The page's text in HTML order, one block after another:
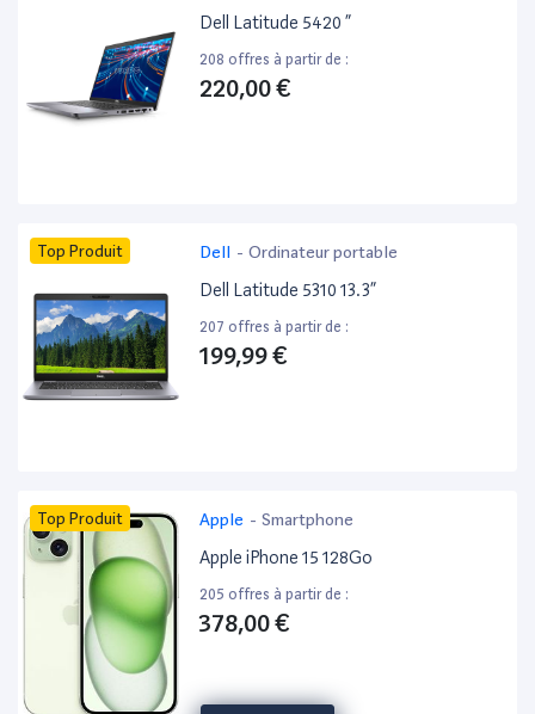
Dell Latitude 5420 ”
208 offres à partir de :
220,00 €
Top Produit Dell - Ordinateur portable
Dell Latitude 5310 13.3”
207 offres à partir de :
199,99 €
Top Produit Apple - Smartphone
Apple iPhone 15 128Go
205 offres à partir de :
378,00 €